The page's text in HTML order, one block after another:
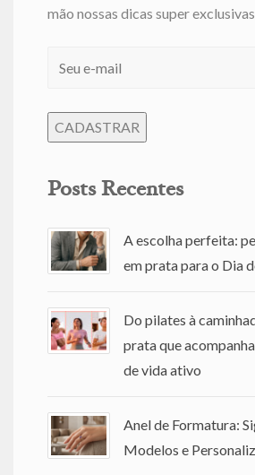
mão nossas dicas super
Posts Recentes
A escolha perfeita:
em prata para o Dia
Do pilates à
prata que
de vida ativo
Anel de Formatura:
Modelos e